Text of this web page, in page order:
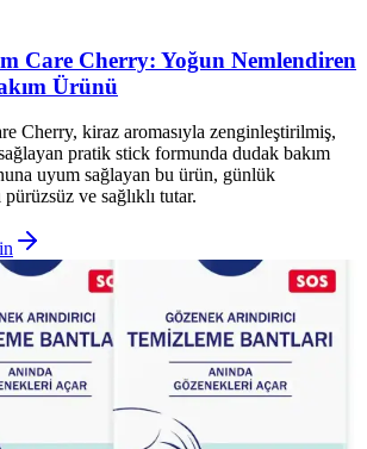
Care Cherry: Yoğun Nemlendiren
Ürünü
Cherry, kiraz aromasıyla zenginleştirilmiş,
pratik stick formunda dudak bakım
uyum sağlayan bu ürün, günlük
ve sağlıklı tutar.